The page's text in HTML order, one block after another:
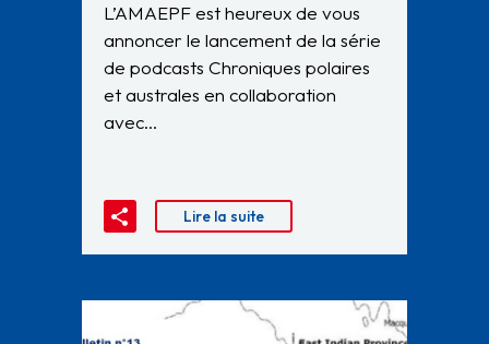
L’AMAEPF est heureux de vous
annoncer le lancement de la série
de podcasts Chroniques polaires
et australes en collaboration
avec…
Lire la suite